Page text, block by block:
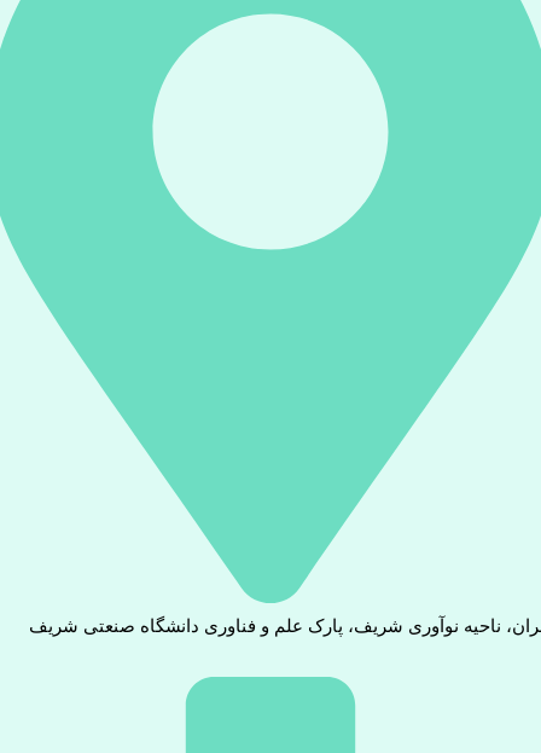
ناحیه نوآوری شریف، پارک علم و فناوری دانشگاه صنعتی شریف